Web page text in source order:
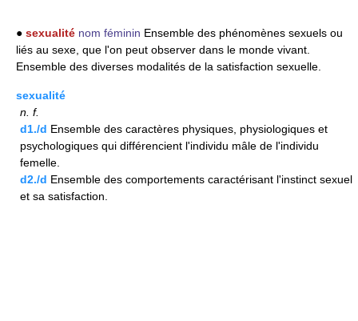
● sexualité nom féminin Ensemble des phénomènes sexuels ou
liés au sexe, que l'on peut observer dans le monde vivant.
Ensemble des diverses modalités de la satisfaction sexuelle.
sexualité
n. f.
d1./d Ensemble des caractères physiques, physiologiques et
psychologiques qui différencient l'individu mâle de l'individu
femelle.
d2./d Ensemble des comportements caractérisant l'instinct sexuel
et sa satisfaction.